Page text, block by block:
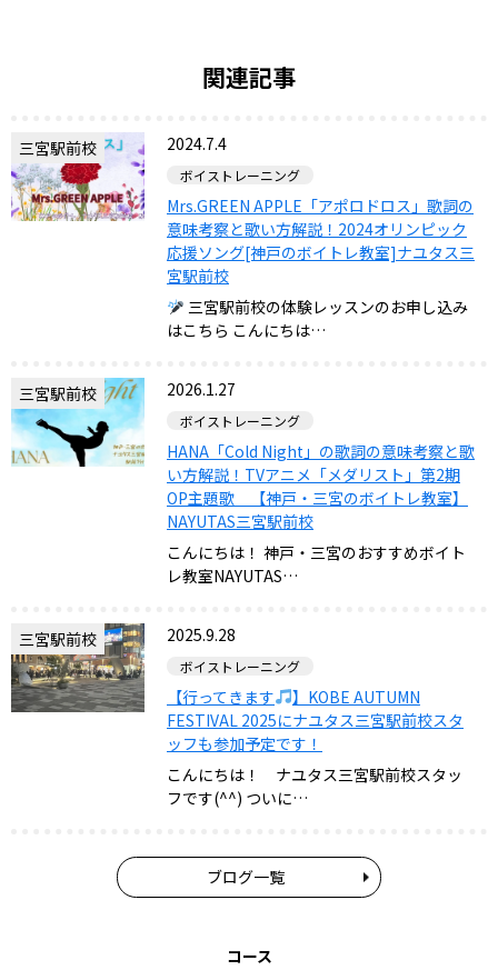
関連記事
三宮駅前校 2024.7.4
ボイストレーニング
Mrs.GREEN APPLE「アポロドロス」歌詞の
意味考察と歌い方解説！2024オリンピック
応援ソング[神戸のボイトレ教室]ナユタス三
宮駅前校
三宮駅前校の体験レッスンのお申し込み
はこちら こんにちは…
三宮駅前校 2026.1.27
ボイストレーニング
HANA「Cold Night」の歌詞の意味考察と歌
い方解説！TVアニメ「メダリスト」第2期
OP主題歌 【神戸・三宮のボイトレ教室】
NAYUTAS三宮駅前校
こんにちは！ 神戸・三宮のおすすめボイト
レ教室NAYUTAS…
三宮駅前校 2025.9.28
ボイストレーニング
【行ってきます
】KOBE AUTUMN
FESTIVAL 2025にナユタス三宮駅前校スタ
ッフも参加予定です！
こんにちは！ ナユタス三宮駅前校スタッ
フです(^^) ついに…
ブログ一覧
コース